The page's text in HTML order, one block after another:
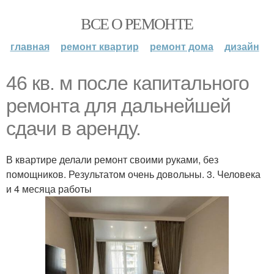
ВСЕ О РЕМОНТЕ
главная ремонт квартир ремонт дома дизайн
46 кв. м после капитального
ремонта для дальнейшей
сдачи в аренду.
В квартире делали ремонт своими руками, без
помощников. Результатом очень довольны. 3. Человека
и 4 месяца работы